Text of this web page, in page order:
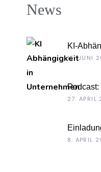
News
KI-
15. JUNI
Podcast:
27. APRIL
8. APRIL